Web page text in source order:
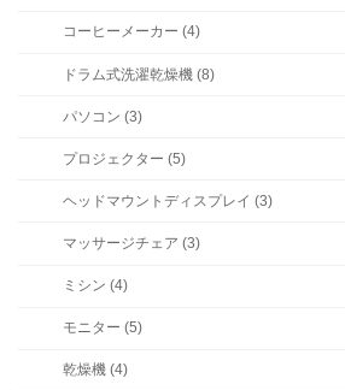
コーヒーメーカー (4)
ドラム式洗濯乾燥機 (8)
パソコン (3)
プロジェクター (5)
ヘッドマウントディスプレイ (3)
マッサージチェア (3)
ミシン (4)
モニター (5)
乾燥機 (4)